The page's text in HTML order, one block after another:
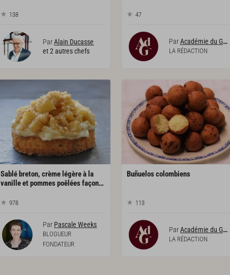
138
ParAlain Ducasse
et 2 autres chefs
47
ParAcadémie du Goût
LA RÉDACTION
Sablé breton, crème légère à la
vanille et pommes poêlées façon tartelette
978
Par Pascale Weeks
BLOGUEUR
FONDATEUR
Buñueloscolombiens
113
ParAcadémie du Goût
LA RÉDACTION